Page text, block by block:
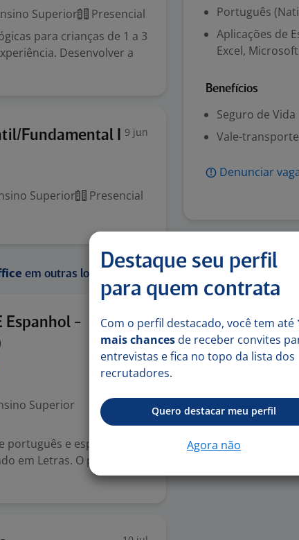
Superior
Presencial
para crianças de 1 a 3
Desenvolver a
Fundamental I 9 jun
Superior
Presencial
em outras localidades:
Espanhol -
16 jun
Superior
e espanhol.
em Letras. O professor
Português
Aplicações de
Excel,
Benefícios
Seguro de Vida
Vale-transporte
Denunciar
Destaque seu perfil
para quem contrata
Com o perfil destacado, você tem até
mais chances de receber convites
entrevistas e fica no topo da lista dos
recrutadores.
Quero destacar meu perfil
Agora não